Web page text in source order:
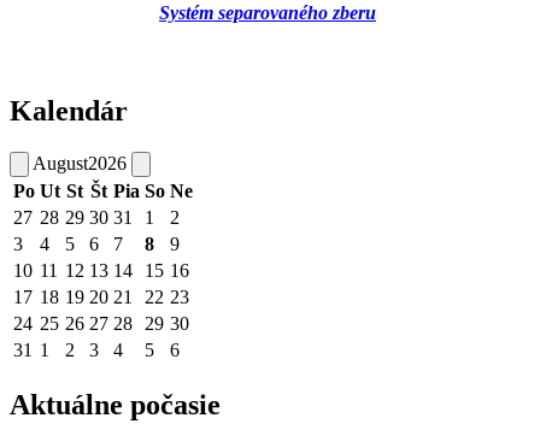
Systém separovaného zberu
Kalendár
August2026
Po Ut St Št Pia So Ne
27 28 29 30 31 1
2
3
4 5 6 7 8
9
10 11 12 13 14 15 16
17 18 19 20 21 22 23
24 25 26 27 28 29 30
31 1 2 3 4 5 6
Aktuálne počasie